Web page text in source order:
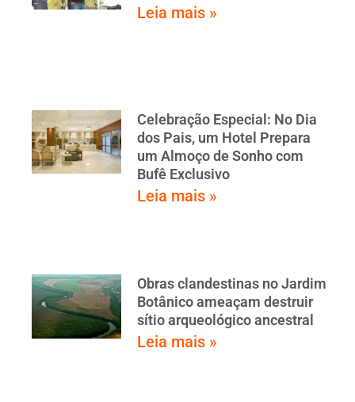
Leia mais »
Celebração Especial: No Dia
dos Pais, um Hotel Prepara
um Almoço de Sonho com
Bufê Exclusivo
Leia mais »
Obras clandestinas no Jardim
Botânico ameaçam destruir
sítio arqueológico ancestral
Leia mais »